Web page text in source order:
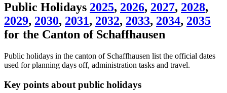
Public Holidays 2025, 2026, 2027, 2028,
2029, 2030, 2031, 2032, 2033, 2034, 2035
for the Canton of Schaffhausen
Public holidays in the canton of Schaffhausen list the official dates
used for planning days off, administration tasks and travel.
Key points about public holidays